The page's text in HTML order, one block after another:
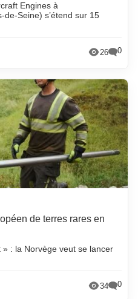
Engines à
Seine) s’étend sur 15
26 0
de terres rares en
: la Norvège veut se lancer
34 0